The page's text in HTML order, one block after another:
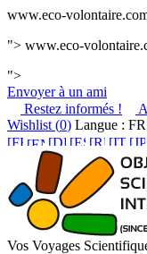
www.eco-
"> www.eco-
">
Envoyer à un ami
Restez informés !
Wishlist (0) Langue : FR
Vos Voyages